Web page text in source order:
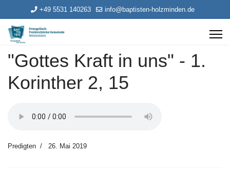
+49 5531 140263 info@baptisten-holzminden.de
"Gottes Kraft in uns" - 1.
Korinther 2, 15
Predigten 26. Mai 2019